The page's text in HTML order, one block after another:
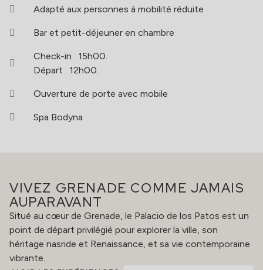
Adapté aux personnes à mobilité réduite
Bar et petit-déjeuner en chambre
Check-in : 15h00.
Départ : 12h00.
Ouverture de porte avec mobile
Spa Bodyna
VIVEZ GRENADE COMME JAMAIS
AUPARAVANT
Situé au cœur de Grenade, le Palacio de los Patos est un
point de départ privilégié pour explorer la ville, son
héritage nasride et Renaissance, et sa vie contemporaine
vibrante.